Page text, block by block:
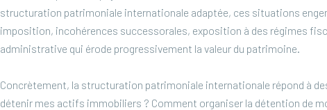
structuration patrimoniale internationale adaptée, ces situations
imposition, incohérences successorales, exposition à des régimes
administrative qui érode progressivement la valeur du patrimoine.
Concrètement, la structuration patrimoniale internationale répond à
détenir mes actifs immobiliers ? Comment organiser la détention de